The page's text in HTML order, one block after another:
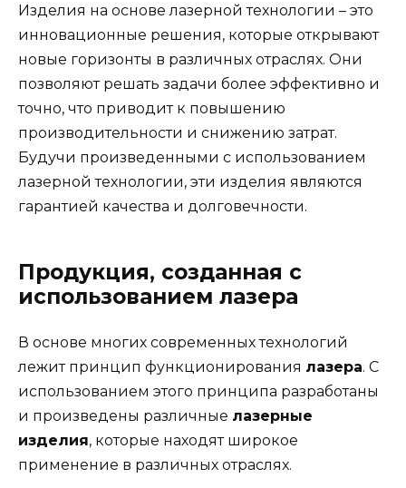
Изделия на основе лазерной технологии – это
инновационные решения, которые открывают
новые горизонты в различных отраслях. Они
позволяют решать задачи более эффективно и
точно, что приводит к повышению
производительности и снижению затрат.
Будучи произведенными с использованием
лазерной технологии, эти изделия являются
гарантией качества и долговечности.
Продукция, созданная с
использованием лазера
В основе многих современных технологий
лежит принцип функционирования лазера. С
использованием этого принципа разработаны
и произведены различные лазерные
изделия, которые находят широкое
применение в различных отраслях.